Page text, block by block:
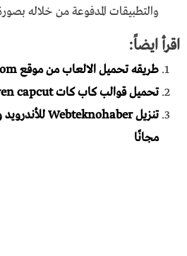
والتطبيقات المدفوعة من خلاله
اقرأ ايضاً:
طريقه تحميل الالعاب من موقع Coolrom
تحميل قوالب كاب كات story keren capcut للاندرويد 2025
مجانًا